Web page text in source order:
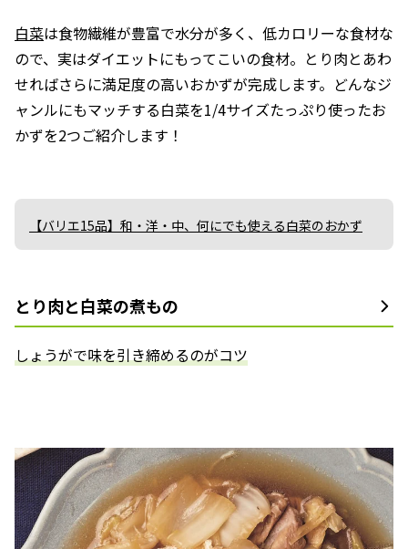
白菜は食物繊維が豊富で水分が多く、低カロリーな食材な
ので、実はダイエットにもってこいの食材。とり肉とあわ
せればさらに満足度の高いおかずが完成します。どんなジ
ャンルにもマッチする白菜を1/4サイズたっぷり使ったお
かずを2つご紹介します！
【バリエ15品】和・洋・中、何にでも使える白菜のおかず
とり肉と白菜の煮もの
しょうがで味を引き締めるのがコツ